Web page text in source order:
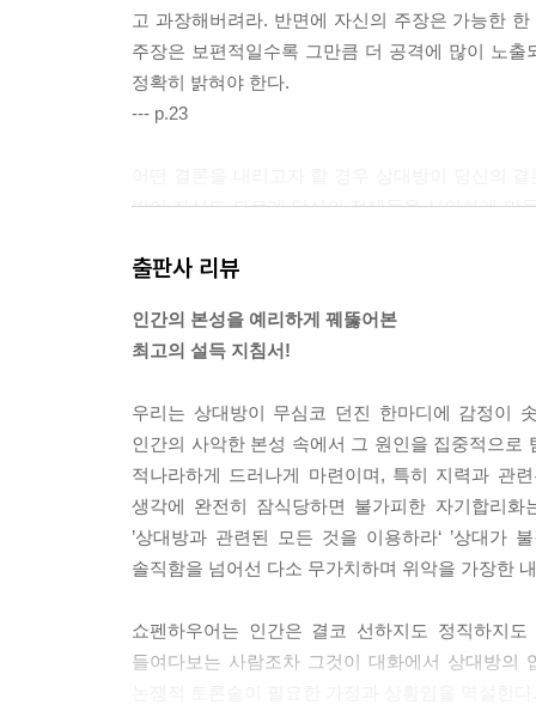
고 과장해버려라. 반면에 자신의 주장은 가능한
주장은 보편적일수록 그만큼 더 공격에 많이 노
정확히 밝혀야 한다.
--- p.23
방이 자신도 모르게 당신의 전제들을 시인하게 만
가 되는 전 삼단논법(Prosyllogism)을 만들어라.
--- p.41
라. 왜냐하면 거짓된 전제들에서도 참이 나올 수
와 마찬가지로 상대방이 참이라고 여기는 또 다
사람은 다름 아닌 그, 즉 상대방이기 때문이다. 따
--- p.44
실제로 시인을 받아내려는 내용이 무엇인지 상대
증 과정 중에서 우리가 범할 수 있는 오류나 허점
--- p.50
출판사 리뷰
인간의 본성을 예리하게 꿰뚫어본
최고의 설득 지침서!
우리는 상대방이 무심코 던진 한마디에 감정이
인간의 사악한 본성 속에서 그 원인을 집중적으
적나라하게 드러나게 마련이며, 특히 지력과 관
생각에 완전히 잠식당하면 불가피한 자기합리
’상대방과 관련된 모든 것을 이용하라‘ ’상대가
솔직함을 넘어선 다소 무가치하며 위악을 가장한
쇼펜하우어는 인간은 결코 선하지도 정직하지
들여다보는 사람조차 그것이 대화에서 상대방